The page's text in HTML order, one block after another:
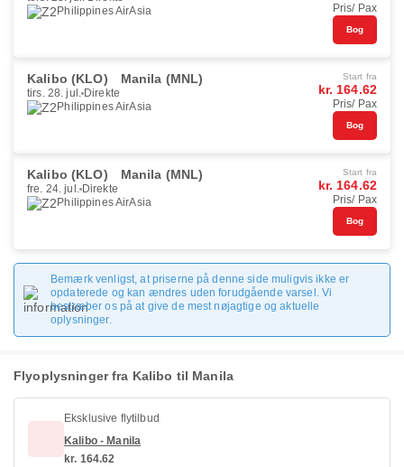
Philippines AirAsia
Pris/ Pax
Bog
Kalibo (KLO) Manila (MNL)
tirs. 28. jul. Direkte
Philippines AirAsia
Start fra
kr. 164.62
Pris/ Pax
Bog
Kalibo (KLO) Manila (MNL)
fre. 24. jul. Direkte
Philippines AirAsia
Start fra
kr. 164.62
Pris/ Pax
Bog
Bemærk venligst, at priserne på denne side muligvis ikke er
opdaterede og kan ændres uden forudgående varsel. Vi
bestræber os på at give de mest nøjagtige og aktuelle
oplysninger.
Flyoplysninger fra Kalibo til Manila
Eksklusive flytilbud
Kalibo - Manila
kr. 164.62